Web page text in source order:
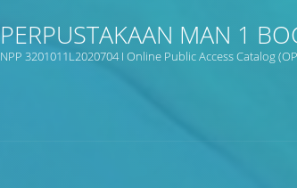
PERPUSTAKAAN MAN 1
NPP 3201011L2020704 I Online Public Access Catalog